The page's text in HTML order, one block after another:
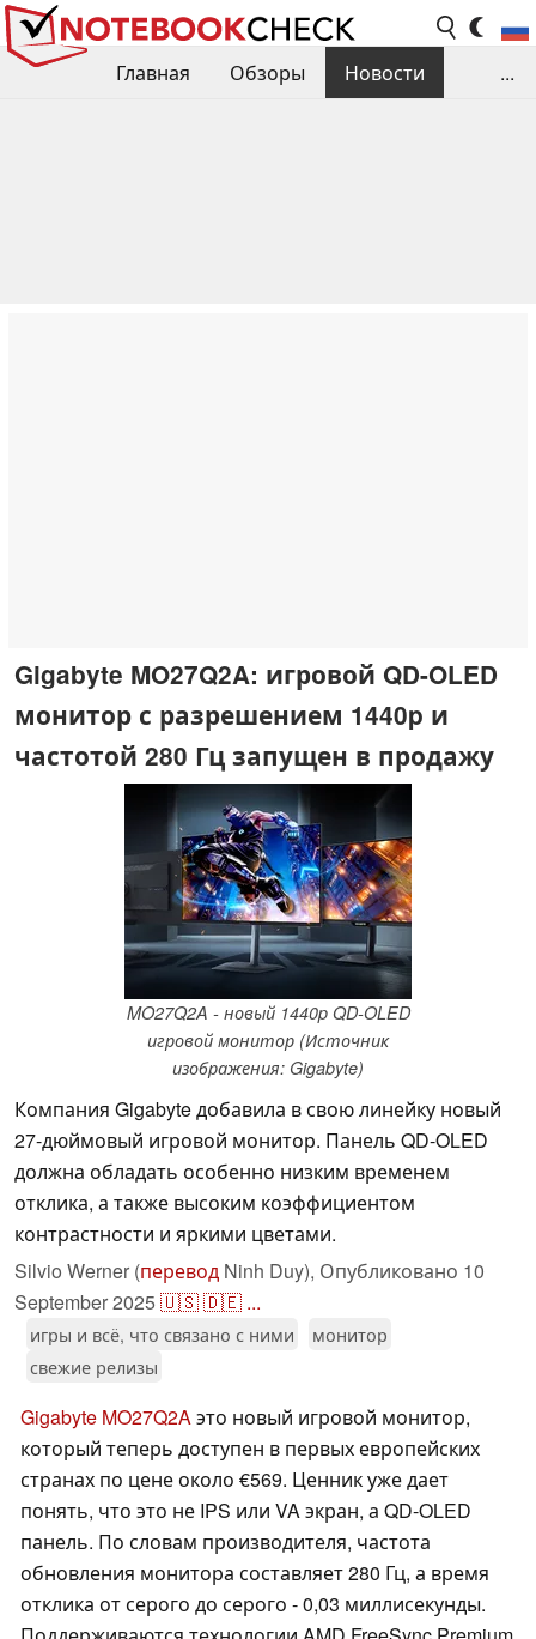
Главная Обзоры
Новости
...
Gigabyte MO27Q2A: игровой QD-OLED
монитор с разрешением 1440p и
частотой 280 Гц запущен в продажу
MO27Q2A - новый 1440p QD-OLED
игровой монитор (Источник
изображения: Gigabyte)
Компания Gigabyte добавила в свою линейку новый
27-дюймовый игровой монитор. Панель QD-OLED
должна обладать особенно низким временем
отклика, а также высоким коэффициентом
контрастности и яркими цветами.
Silvio Werner (перевод Ninh Duy), Опубликовано 10
September 2025🇺🇸🇩🇪 ...
игры и всё, что связано с ними
монитор
свежие релизы
Gigabyte MO27Q2Aэто новый игровой монитор,
который теперь доступен в первых европейских
странах по цене около €569. Ценник уже дает
понять, что это не IPS или VA экран, а QD-OLED
панель. По словам производителя, частота
обновления монитора составляет 280 Гц, а время
отклика от серого до серого - 0,03 миллисекунды.